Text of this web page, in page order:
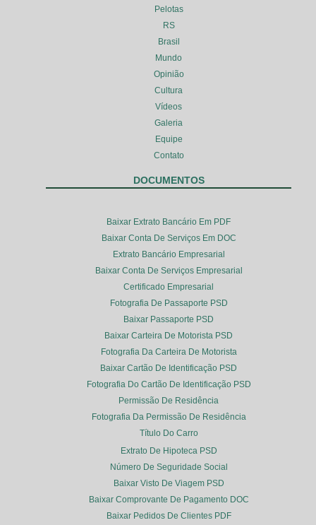
Pelotas
RS
Brasil
Mundo
Opinião
Cultura
Vídeos
Galeria
Equipe
Contato
DOCUMENTOS
Baixar Extrato Bancário Em PDF
Baixar Conta De Serviços Em DOC
Extrato Bancário Empresarial
Baixar Conta De Serviços Empresarial
Certificado Empresarial
Fotografia De Passaporte PSD
Baixar Passaporte PSD
Baixar Carteira De Motorista PSD
Fotografia Da Carteira De Motorista
Baixar Cartão De Identificação PSD
Fotografia Do Cartão De Identificação PSD
Permissão De Residência
Fotografia Da Permissão De Residência
Título Do Carro
Extrato De Hipoteca PSD
Número De Seguridade Social
Baixar Visto De Viagem PSD
Baixar Comprovante De Pagamento DOC
Baixar Pedidos De Clientes PDF